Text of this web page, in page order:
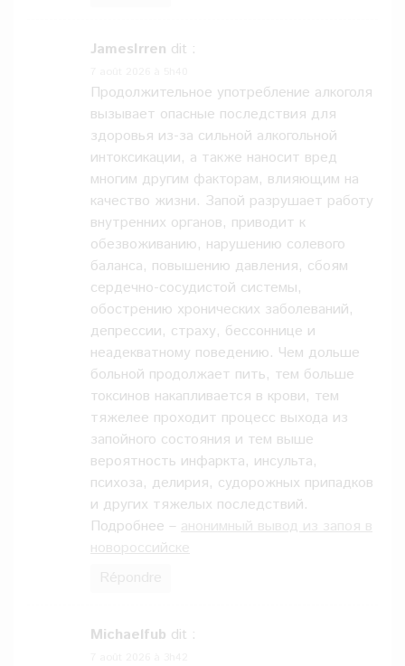
JamesIrren dit :
Продолжительное употребление алкоголя
вызывает опасные последствия для
здоровья из-за сильной алкогольной
интоксикации, а также наносит вред
многим другим факторам, влияющим на
качество жизни. Запой разрушает работу
внутренних органов, приводит к
обезвоживанию, нарушению солевого
баланса, повышению давления, сбоям
сердечно-сосудистой системы,
обострению хронических заболеваний,
депрессии, страху, бессоннице и
неадекватному поведению. Чем дольше
больной продолжает пить, тем больше
токсинов накапливается в крови, тем
тяжелее проходит процесс выхода из
запойного состояния и тем выше
вероятность инфаркта, инсульта,
психоза, делирия, судорожных припадков
и других тяжелых последствий.
Подробнее – анонимный вывод из запоя в
новороссийске
Michaelfub dit :